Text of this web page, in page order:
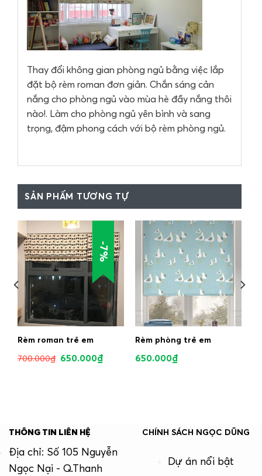
Thay đổi không gian phòng ngủ bằng việc lắp
đặt bộ rèm roman đơn giản. Chắn sáng cản
nắng cho phòng ngủ vào mùa hè đầy nắng thôi
nào!. Làm cho phòng ngủ yên bình và sang
trọng, đậm phong cách với bộ rèm phòng ngủ.
SẢN PHẨM TƯƠNG TỰ
-7%
Rèm roman trẻ em
700.000₫ 650.000₫
Rèm phòng trẻ em
650.000₫
THÔNG TIN LIÊN HỆ
Địa chỉ: Số 105 Nguyễn
Ngọc Nại - Q.Thanh
CHÍNH SÁCH NGỌC DŨNG
Dự án nổi bật